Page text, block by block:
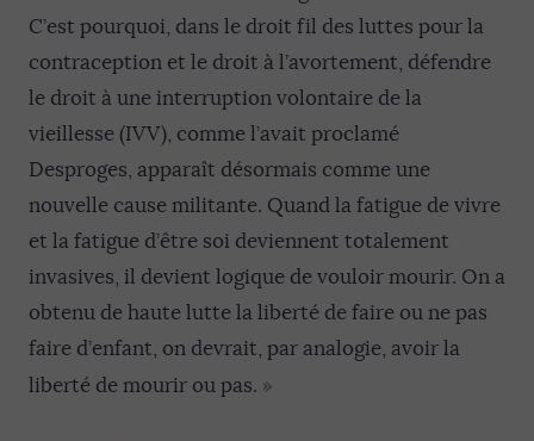
C’est pourquoi, dans le droit fil des luttes pour la
contraception et le droit à l’avortement, défendre
le droit à une interruption volontaire de la
vieillesse (IVV), comme l’avait proclamé
Desproges, apparaît désormais comme une
nouvelle cause militante. Quand la fatigue de vivre
et la fatigue d’être soi deviennent totalement
invasives, il devient logique de vouloir mourir. On a
obtenu de haute lutte la liberté de faire ou ne pas
faire d’enfant, on devrait, par analogie, avoir la
liberté de mourir ou pas. »